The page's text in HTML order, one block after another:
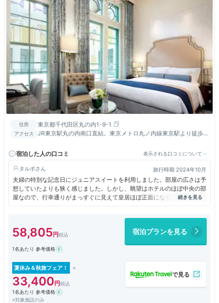
住所 東京都千代田区丸の内1-9-1
アクセス
JR東京駅丸の内南口直結。東京メトロ丸ノ内線東京駅より徒歩
宿泊した人の口コミ
表示される口コミについて
タルボ 旅行時期 2024年10月
夫婦の特別な記念日にジュニアスイートを利用しました。部屋の広さは予
想していたよりも狭く感じました。しかし、眺望はホテルのほぼ中央の部
屋なので、行幸通りがまっすぐに見えて皇居ほぼ正面になるため特別な感
じがします。また、ホテルのフレンチレストランのブランルージュはいつ
58,805 宿泊プランを見る
1名あたり 参考価格
夏休み＆秋旅フェア！
33,400
1名あたり 参考価格
※対象施設のみ